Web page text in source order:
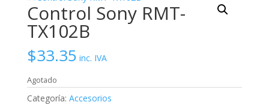
Control Sony RMT-
TX102B
$33.35 inc. IVA
Agotado
Categoría: Accesorios